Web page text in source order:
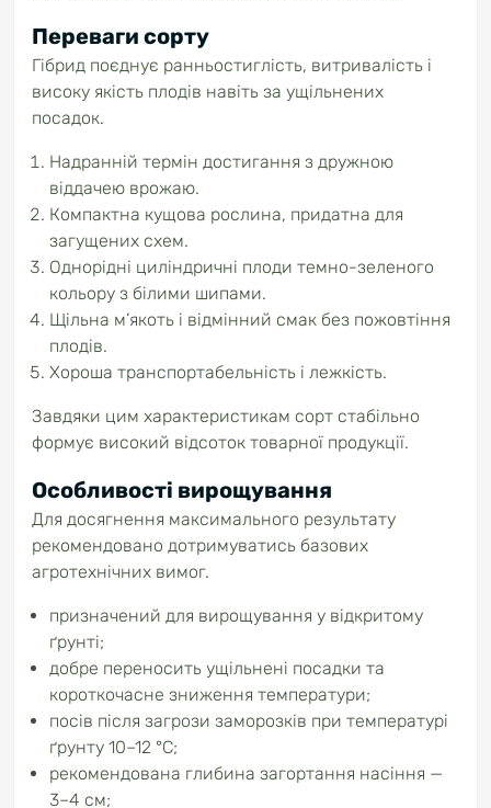
Переваги сорту
Гібрид поєднує ранньостиглість, витривалість і
високу якість плодів навіть за ущільнених
посадок.
Надранній термін достигання з дружною
віддачею врожаю.
Компактна кущова рослина, придатна для
загущених схем.
Однорідні циліндричні плоди темно-зеленого
кольору з білими шипами.
Щільна м’якоть і відмінний смак без пожовтіння
плодів.
Хороша транспортабельність і лежкість.
Завдяки цим характеристикам сорт стабільно
формує високий відсоток товарної продукції.
Особливості вирощування
Для досягнення максимального результату
рекомендовано дотримуватись базових
агротехнічних вимог.
призначений для вирощування у відкритому
ґрунті;
добре переносить ущільнені посадки та
короткочасне зниження температури;
посів після загрози заморозків при температурі
ґрунту 10–12 °C;
рекомендована глибина загортання насіння —
3–4 см;